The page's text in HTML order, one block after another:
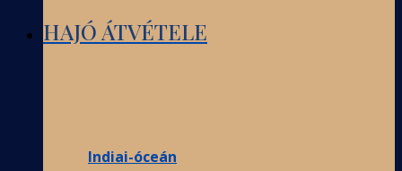
Indiai-óceán
HAJÓ ÁTVÉTELE